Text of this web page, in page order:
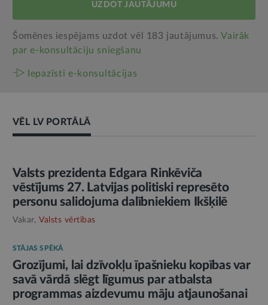
UZDOT JAUTĀJUMU
Šomēnes iespējams uzdot vēl 183 jautājumus.Vairāk
par e‑konsultāciju sniegšanu
Iepazīsti e-konsultācijas
VĒL LV PORTĀLĀ
AMATPERSONAS RUNA
Valsts prezidenta Edgara Rinkēviča
vēstījums 27. Latvijas politiski represēto
personu salidojuma dalībniekiem Ikšķilē
Vakar, Valsts vērtības
STĀJAS SPĒKĀ
Grozījumi, lai dzīvokļu īpašnieku kopības var
savā vārdā slēgt līgumus par atbalsta
programmas aizdevumu māju atjaunošanai